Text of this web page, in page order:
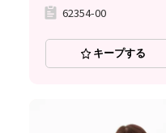
62354-00
キープする